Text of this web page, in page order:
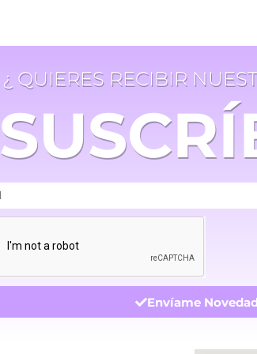
¿ QUIERES RECIBIR
Envíame